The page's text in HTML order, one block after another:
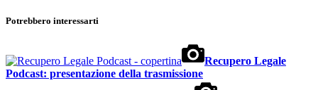
Potrebbero interessarti
Recupero Legale
Podcast: presentazione della trasmissione